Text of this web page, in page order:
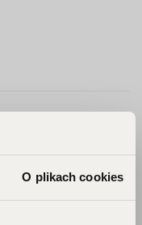
O plikach cookies